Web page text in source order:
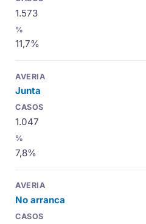
1.573
11,7%
Junta
1.047
7,8%
No arranca